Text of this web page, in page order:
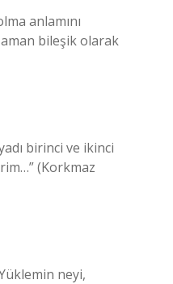
anlamını
bileşik olarak
birinci ve ikinci
(Korkmaz
neyi,